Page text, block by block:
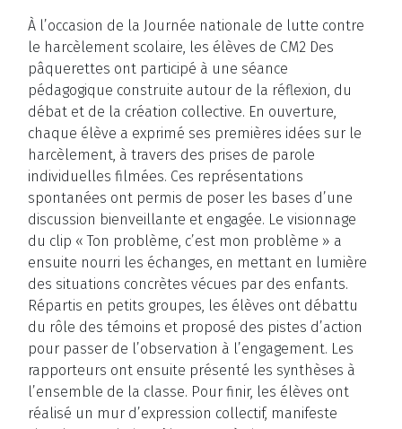
À l’occasion de la Journée nationale de lutte contre
le harcèlement scolaire, les élèves de CM2 Des
pâquerettes ont participé à une séance
pédagogique construite autour de la réflexion, du
débat et de la création collective. En ouverture,
chaque élève a exprimé ses premières idées sur le
harcèlement, à travers des prises de parole
individuelles filmées. Ces représentations
spontanées ont permis de poser les bases d’une
discussion bienveillante et engagée. Le visionnage
du clip « Ton problème, c’est mon problème » a
ensuite nourri les échanges, en mettant en lumière
des situations concrètes vécues par des enfants.
Répartis en petits groupes, les élèves ont débattu
du rôle des témoins et proposé des pistes d’action
pour passer de l’observation à l’engagement. Les
rapporteurs ont ensuite présenté les synthèses à
l’ensemble de la classe. Pour finir, les élèves ont
réalisé un mur d’expression collectif, manifeste